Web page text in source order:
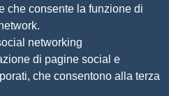
ANALISI DI CAMPIONE DI
TIPOLOGIA DI
ELETTRICO
N. 3 VOLUMI COLLEGIO DEI
PERIODO DAL 2021-2023 DAL
che consente la funzione di
networking
di pagine social e
che consentono alla terza